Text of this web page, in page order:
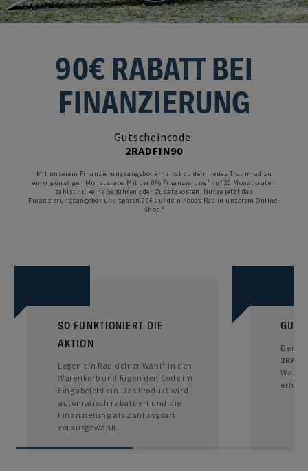
90€ RABATT BEI
FINANZIERUNG
Gutscheincode:
2RADFIN90
Mit unserem Finanzierungsangebot erhältst du dein neues Traumrad zu
einer günstigen Monatsrate. Mit der 0% Finanzierung¹ auf 20 Monatsraten
zahlst du keine Gebühren oder Zusatzkosten. Nutze jetzt das
Finanzierungsangebot und sparen 90€ auf dein neues Rad in unserem Online-
Shop.²
SO FUNKTIONIERT DIE
AKTION
Legen ein Rad deiner Wahl² in den
Warenkorb und fügen den Code im
Eingabefeld ein.Das Produkt wird
automatisch rabattiert und die
Finanzierung als Zahlungsart
vorausgewählt.
Der